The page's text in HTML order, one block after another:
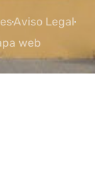
Aviso Legal
web